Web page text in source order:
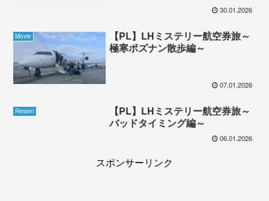
30.01.2026
Movie
【PL】LHミステリー航空券旅～
極寒ポズナン散歩編～
07.01.2026
Reisen
【PL】LHミステリー航空券旅～
バッドタイミング編～
06.01.2026
スポンサーリンク